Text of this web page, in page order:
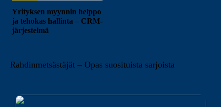
Yrityksen myynnin helppo
ja tehokas hallinta – CRM-
järjestelmä
Rahdinmetsästäjät – Opas suosituista sarjoista